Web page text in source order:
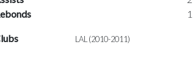
1
LAL (2010-2011)